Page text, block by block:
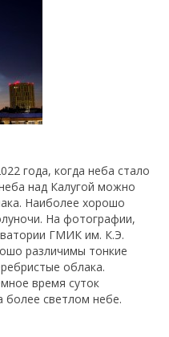
года, когда неба стало
над Калугой можно
Наиболее хорошо
На фотографии,
ГМИК им. К.Э.
различимы тонкие
облака.
время суток
более светлом небе.